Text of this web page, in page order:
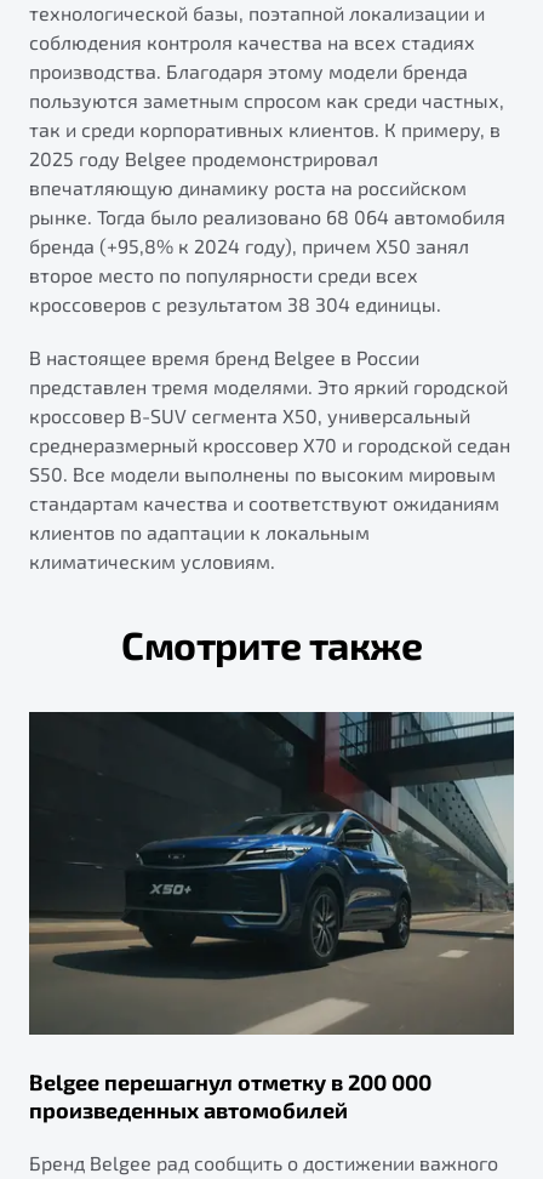
технологической базы, поэтапной локализации и
соблюдения контроля качества на всех стадиях
производства. Благодаря этому модели бренда
пользуются заметным спросом как среди частных,
так и среди корпоративных клиентов. К примеру, в
2025 году Belgee продемонстрировал
впечатляющую динамику роста на российском
рынке. Тогда было реализовано 68 064 автомобиля
бренда (+95,8% к 2024 году), причем X50 занял
второе место по популярности среди всех
кроссоверов с результатом 38 304 единицы.
В настоящее время бренд Belgee в России
представлен тремя моделями. Это яркий городской
кроссовер B-SUV сегмента X50, универсальный
среднеразмерный кроссовер X70 и городской седан
S50. Все модели выполнены по высоким мировым
стандартам качества и соответствуют ожиданиям
клиентов по адаптации к локальным
климатическим условиям.
Смотрите также
Belgee перешагнул отметку в 200 000
произведенных автомобилей
Бренд Belgee рад сообщить о достижении важного